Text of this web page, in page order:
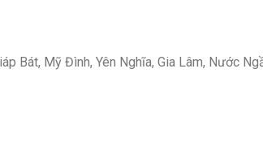
Bát, Mỹ Đình, Yên Nghĩa, Gia Lâm, Nước